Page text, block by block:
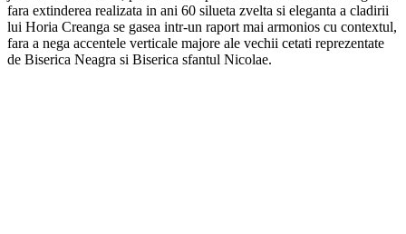
fara extinderea realizata in ani 60 silueta zvelta si eleganta a cladirii
lui Horia Creanga se gasea intr-un raport mai armonios cu contextul,
fara a nega accentele verticale majore ale vechii cetati reprezentate
de Biserica Neagra si Biserica sfantul Nicolae.